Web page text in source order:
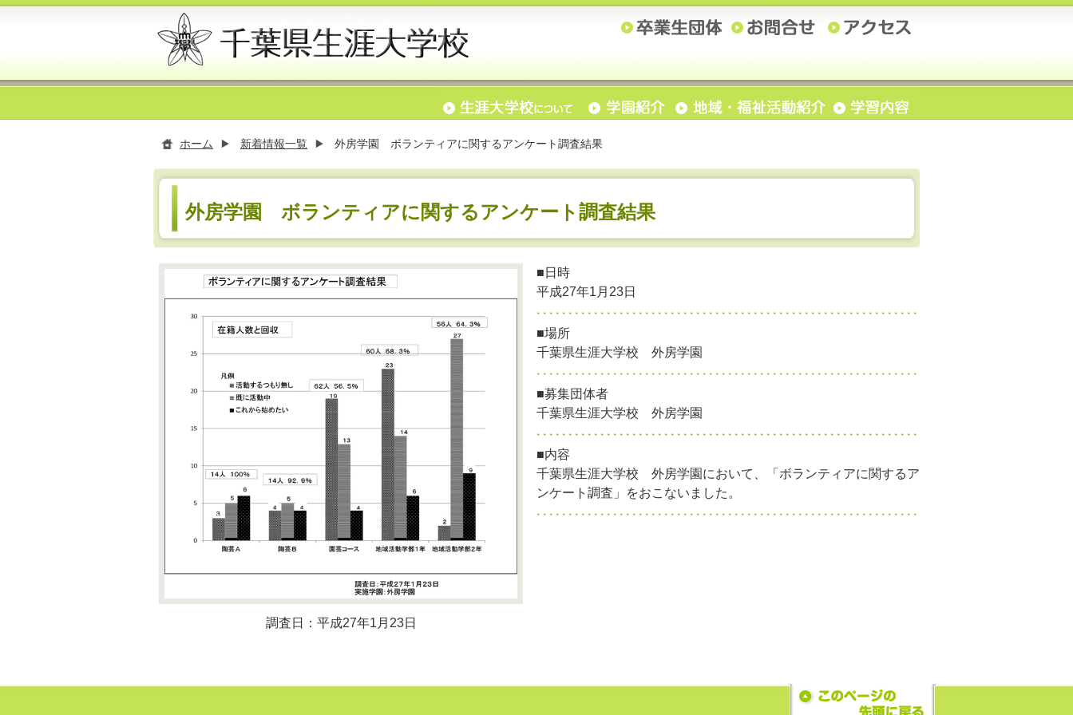
ホーム 新着情報一覧 外房学園 ボランティアに関するアンケート調査結果
外房学園 ボランティアに関するアンケート調査結果
調査日：平成27年1月23日
■日時
平成27年1月23日
■場所
千葉県生涯大学校 外房学園
■募集団体者
千葉県生涯大学校 外房学園
■内容
千葉県生涯大学校 外房学園において、「ボランティアに関するア
ンケート調査」をおこないました。